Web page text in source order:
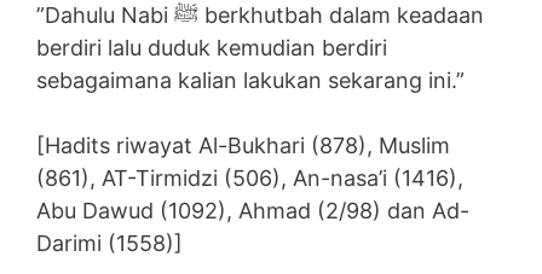
”Dahulu Nabi ﷺ berkhutbah dalam keadaan
berdiri lalu duduk kemudian berdiri
sebagaimana kalian lakukan sekarang ini.”
[Hadits riwayat Al-Bukhari (878), Muslim
(861), AT-Tirmidzi (506), An-nasa’i (1416),
Abu Dawud (1092), Ahmad (2/98) dan Ad-
Darimi (1558)]